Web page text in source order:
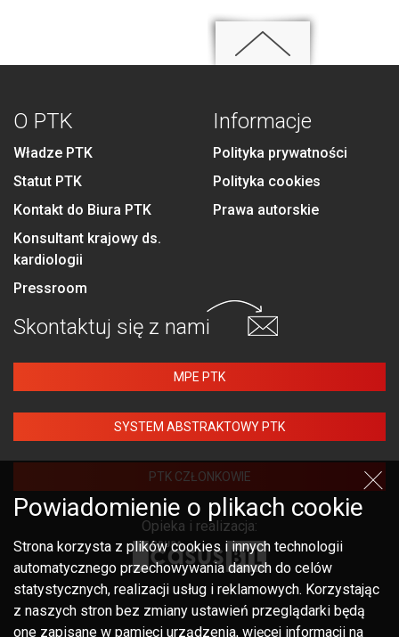
O PTK
Władze PTK
Statut PTK
Kontakt do Biura PTK
Konsultant krajowy ds.
kardiologii
Pressroom
Informacje
Polityka prywatności
Polityka cookies
Prawa autorskie
Skontaktuj się z nami
MPE PTK
SYSTEM ABSTRAKTOWY PTK
PTK CZŁONKOWIE
Opieka i realizacja:
Powiadomienie o plikach cookie
Strona korzysta z plików cookies i innych technologii
automatycznego przechowywania danych do celów
statystycznych, realizacji usług i reklamowych. Korzystając
z naszych stron bez zmiany ustawień przeglądarki będą
one zapisane w pamięci urządzenia, więcej informacji na